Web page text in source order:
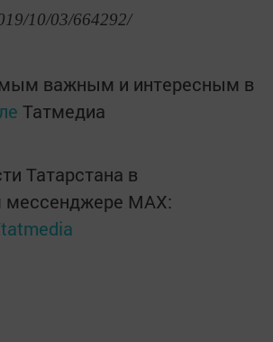
10/03/664292/
важным и интересным в
Татмедиа
Татарстана в
мессенджере MАХ: